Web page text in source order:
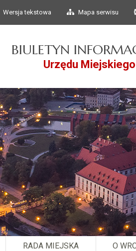
Przejdź do
Przejdź do
Wersja tekstowa Mapa serwisu
BIULETYN
Urzędu
RADA MIEJSKA O